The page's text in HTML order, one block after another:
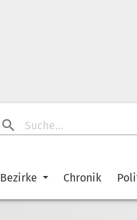
Bezirke Chronik